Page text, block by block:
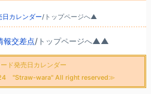
日カレンダー/トップページへ▲
報交差点/トップページへ▲▲
ド発売日カレンダー
"Straw-wara" All right reserved≫